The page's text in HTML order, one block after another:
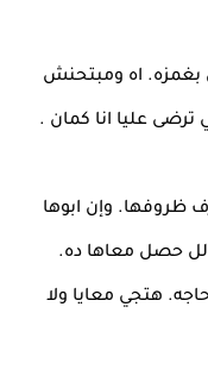
اه ومبتحنش
عليا انا كمان .
ظروفها. وإن ابوها
حصل معاها ده.
هتجي معايا ولا